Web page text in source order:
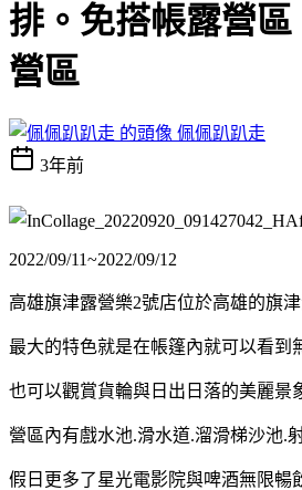
排。免搭帳露營
營區
佩佩趴趴走
3年前
2022/09/11~2022/09/12
高雄旗津露營樂2號店位於高雄的旗
最大的特色就是在帳篷內就可以看到
也可以觀賞貨輪與日出日落的美麗景
營區內有戲水池.滑水道.溜滑梯沙池.
假日更多了星光電影院與啤酒無限暢